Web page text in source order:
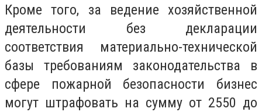
Кроме того, за ведение хозяйственной
деятельности без декларации
соответствия материально-технической
базы требованиям законодательства в
сфере пожарной безопасности бизнес
могут штрафовать на сумму от 2550 до